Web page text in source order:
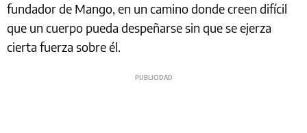
fundador de Mango, en un camino donde creen difícil
que un cuerpo pueda despeñarse sin que se ejerza
cierta fuerza sobre él.